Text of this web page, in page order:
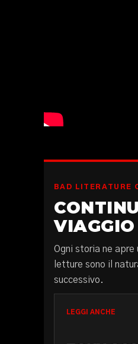
BAD LITERATURE
VIAGGIO
Ogni storia ne apre
letture sono il
successivo.
LEGGI ANCHE